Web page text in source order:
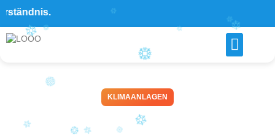
KLIMAANLAGEN
Was kostet eine